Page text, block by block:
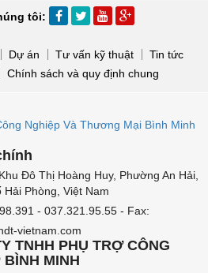
tôi:
Dự án Tư vấn kỹ thuật
Tin tức
Chính sách và quy định chung
Đô Thị Hoàng Huy, Phường An Hải,
Hải Phòng, Việt Nam
- 037.321.95.55 - Fax:
vietnam.com
TNHH PHỤ TRỢ CÔNG
BÌNH MINH